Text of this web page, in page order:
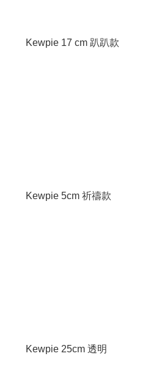
Kewpie 17 cm 趴趴款
Kewpie 5cm 祈禱款
Kewpie 25cm 透明